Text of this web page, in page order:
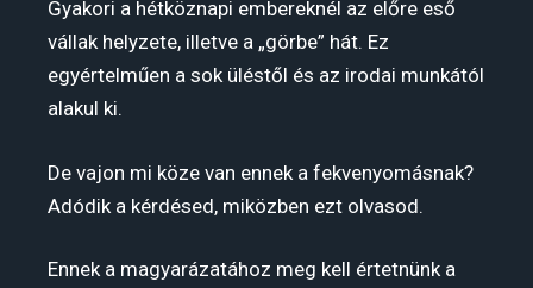
Gyakori a hétköznapi embereknél az előre eső
vállak helyzete, illetve a „görbe” hát. Ez
egyértelműen a sok üléstől és az irodai munkától
alakul ki.
De vajon mi köze van ennek a fekvenyomásnak?
Adódik a kérdésed, miközben ezt olvasod.
Ennek a magyarázatához meg kell értetnünk a